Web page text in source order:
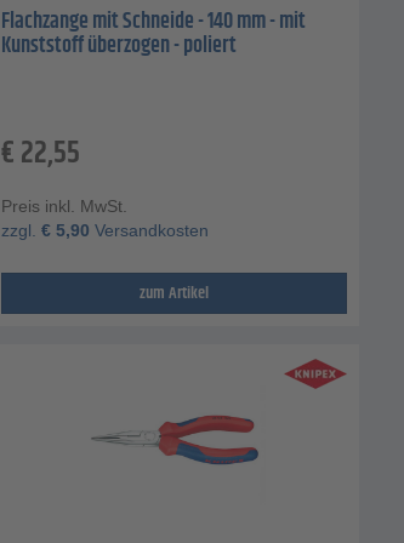
Flachzange mit Schneide - 140 mm - mit
Kunststoff überzogen - poliert
€22,55
Preis inkl. MwSt.
zzgl. € 5,90 Versandkosten
zum Artikel